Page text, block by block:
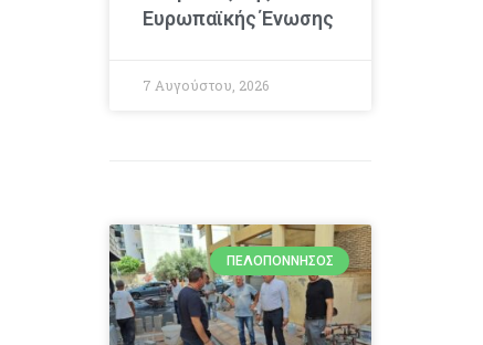
Ευρωπαϊκής Ένωσης
7 Αυγούστου, 2026
ΠΕΛΟΠΌΝΝΗΣΟΣ